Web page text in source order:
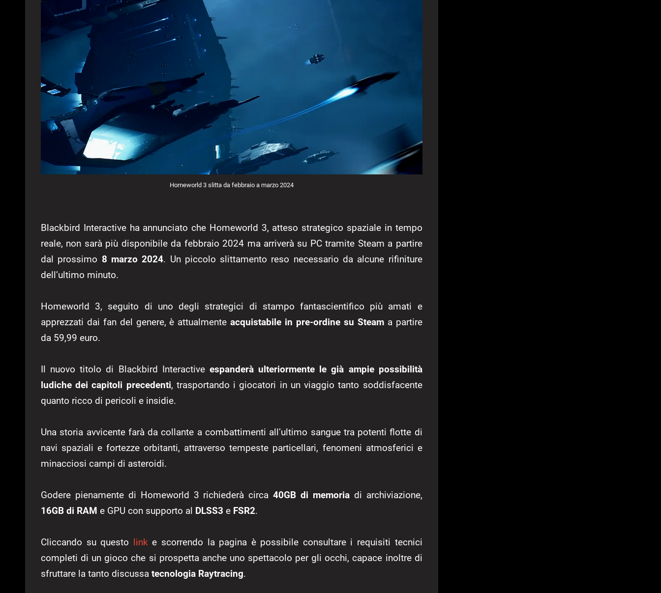
Homeworld 3 slitta da febbraio a marzo 2024
Blackbird Interactive ha annunciato che Homeworld 3, atteso strategico spaziale in tempo
reale, non sarà più disponibile da febbraio 2024 ma arriverà su PC tramite Steam a partire
dal prossimo 8 marzo 2024. Un piccolo slittamento reso necessario da alcune rifiniture
dell’ultimo minuto.
Homeworld 3, seguito di uno degli strategici di stampo fantascientifico più amati e
apprezzati dai fan del genere, è attualmenteacquistabile in pre-ordine su Steama partire
da 59,99 euro.
Il nuovo titolo di Blackbird Interactive espanderà ulteriormente le già ampie possibilità
ludiche dei capitoli precedenti, trasportando i giocatori in un viaggio tanto soddisfacente
quanto ricco di pericoli e insidie.
Una storia avvicente farà da collante a combattimenti all’ultimo sangue tra potenti flotte di
navi spaziali e fortezze orbitanti, attraverso tempeste particellari, fenomeni atmosferici e
minacciosi campi di asteroidi.
Godere pienamente di Homeworld 3 richiederà circa40GB di memoriadi archiviazione,
16GB di RAM e GPU con supporto al DLSS3 e FSR2.
Cliccando su questo linke scorrendo la pagina è possibile consultare i requisiti tecnici
completi di un gioco che si prospetta anche uno spettacolo per gli occhi, capace inoltre di
sfruttare la tanto discussa tecnologia Raytracing.